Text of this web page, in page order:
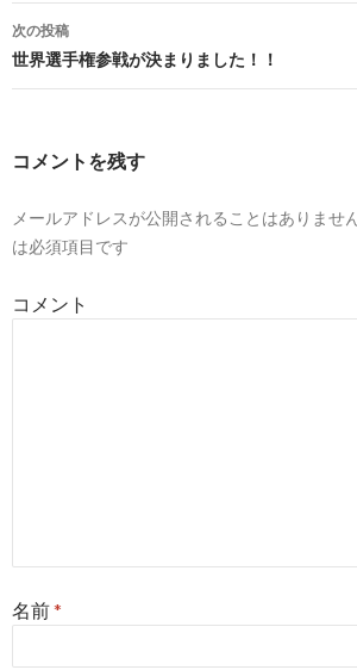
稿
ナ
ゲ
シ
ン
次の投稿
世界選手権参戦が決まりました！！
コメントを残す
メールアドレスが公開されることはありません
は必須項目です
コメント
名前*